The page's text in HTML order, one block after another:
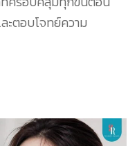
ะตอบโจทย์ความ